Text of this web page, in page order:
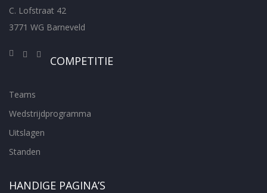
C. Lofstraat 42
3771 WG Barneveld
COMPETITIE
Teams
Wedstrijdprogramma
Uitslagen
Standen
HANDIGE PAGINA’S